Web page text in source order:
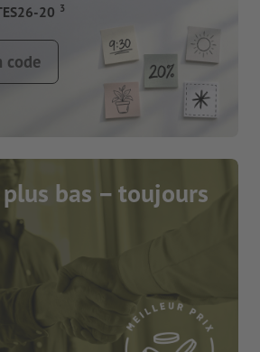
20 3
code
bas – toujours